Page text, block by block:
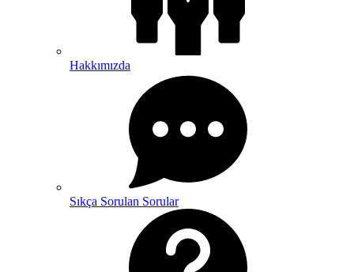
Hakkımızda
Sıkça Sorulan Sorular